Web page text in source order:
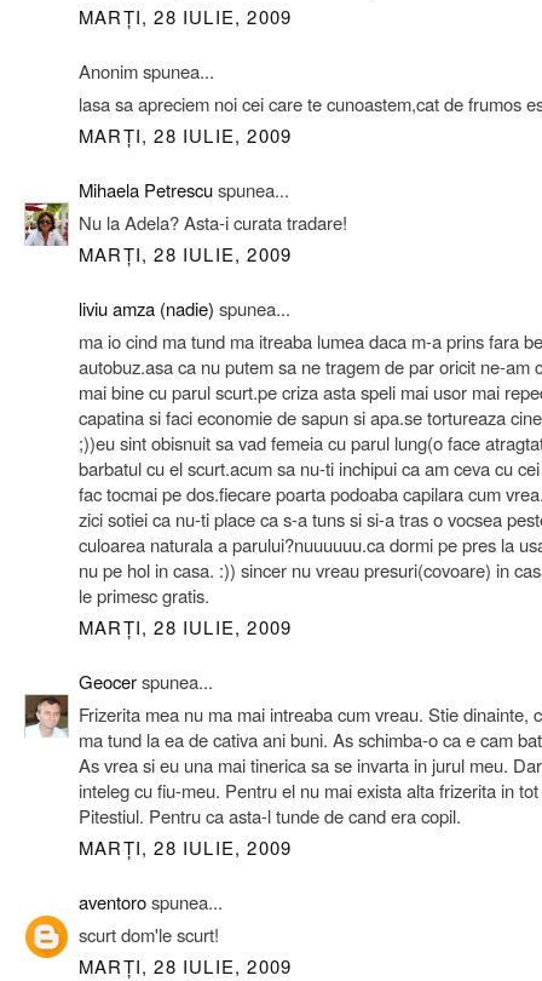
MARȚI, 28 IULIE, 2009
Anonim spunea...
lasa sa apreciem noi cei care te cunoastem,cat de frumos
MARȚI, 28 IULIE, 2009
Mihaela Petrescuspunea...
Nu la Adela? Asta-i curata tradare!
MARȚI, 28 IULIE, 2009
liviu amza (nadie) spunea...
ma io cind ma tund ma itreaba lumea daca m-a prins fara
autobuz.asa ca nu putem sa ne tragem de par oricit ne-am
mai bine cu parul scurt.pe criza asta speli mai usor mai
capatina si faci economie de sapun si apa.se tortureaza
;))eu sint obisnuit sa vad femeia cu parul lung(o face
barbatul cu el scurt.acum sa nu-ti inchipui ca am ceva cu
fac tocmai pe dos.fiecare poarta podoaba capilara cum
zici sotiei ca nu-ti place ca s-a tuns si si-a tras o vocsea
culoarea naturala a parului?nuuuuuu.ca dormi pe pres la
nu pe hol in casa. :)) sincer nu vreau presuri(covoare) in
le primesc gratis.
MARȚI, 28 IULIE, 2009
Geocerspunea...
Frizerita mea nu ma mai intreaba cum vreau. Stie dinainte,
ma tund la ea de cativa ani buni. As schimba-o ca e cam
As vrea si eu una mai tinerica sa se invarta in jurul meu.
inteleg cu fiu-meu. Pentru el nu mai exista alta frizerita in tot
Pitestiul. Pentru ca asta-l tunde de cand era copil.
MARȚI, 28 IULIE, 2009
aventorospunea...
scurt dom'le scurt!
MARȚI, 28 IULIE, 2009